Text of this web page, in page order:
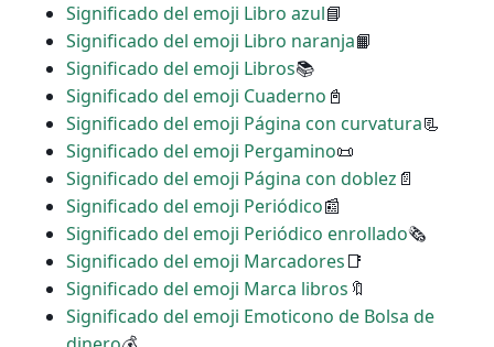
Significado del emoji Libro azul📘
Significado del emoji Libro naranja📙
Significado del emoji Libros📚
Significado del emoji Cuaderno 📓
Significado del emoji Página con curvatura📃
Significado del emoji Pergamino📜
Significado del emoji Página con doblez 📄
Significado del emoji Periódico📰
Significado del emoji Periódico enrollado🗞
Significado del emoji Marcadores📑
Significado del emoji Marca libros 🔖
Significado del emoji Emoticono de Bolsa de